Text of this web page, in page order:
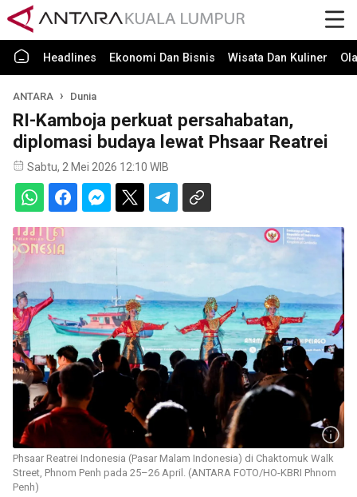
Headlines Ekonomi Dan Bisnis Wisata Dan Kuliner
ANTARA Dunia
RI-Kamboja perkuat persahabatan,
diplomasi budaya lewat Phsaar Reatrei
Sabtu, 2 Mei 2026 12:10 WIB
Phsaar Reatrei Indonesia (Pasar Malam Indonesia) di Chaktomuk Walk
Street, Phnom Penh pada 25–26 April. (ANTARA FOTO/HO-KBRI Phnom
Penh)